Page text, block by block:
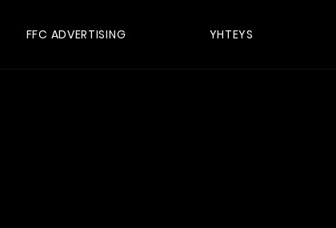
FFC ADVERTISING YHTEYS